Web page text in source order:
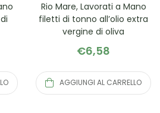
Rio Mare, Lavorati a Mano
filetti di tonno all’olio extra
vergine di oliva
€6,58
AGGIUNGI AL CARRELLO